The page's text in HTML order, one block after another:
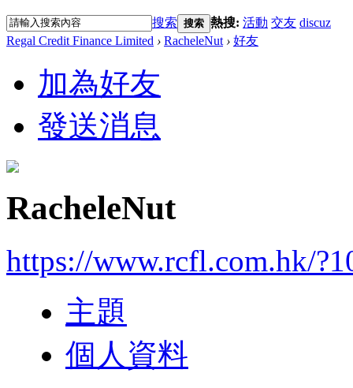
搜索 搜索 熱搜: 活動 交友 discuz
Regal Credit Finance Limited › RacheleNut › 好友
加為好友
發送消息
RacheleNut
https://www.rcfl.com.hk/
主題
個人資料